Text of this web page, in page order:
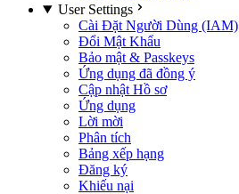
User Settings
Cài Đặt Người Dùng (IAM)
Đổi Mật Khẩu
Bảo mật & Passkeys
Ứng dụng đã đồng ý
Cập nhật Hồ sơ
Ứng dụng
Lời mời
Phân tích
Bảng xếp hạng
Đăng ký
Khiếu nại